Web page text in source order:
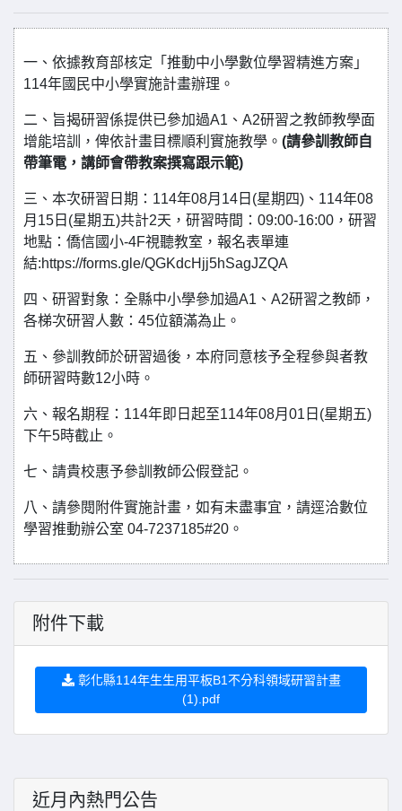
一、依據教育部核定「推動中小學數位學習精進方案」
114年國民中小學實施計畫辦理。
二、旨揭研習係提供已參加過A1、A2研習之教師教學面
增能培訓，俾依計畫目標順利實施教學。 (請參訓教師自
帶筆電，講師會帶教案撰寫跟示範)
三、本次研習日期：114年08月14日(星期四)、114年08
月15日(星期五)共計2天，研習時間：09:00-16:00，研習
地點：僑信國小-4F視聽教室，報名表單連
結:https://forms.gle/QGKdcHjj5hSagJZQA
四、研習對象：全縣中小學參加過A1、A2研習之教師，
各梯次研習人數：45位額滿為止。
五、參訓教師於研習過後，本府同意核予全程參與者教
師研習時數12小時。
六、報名期程：114年即日起至114年08月01日(星期五)
下午5時截止。
七、請貴校惠予參訓教師公假登記。
八、請參閱附件實施計畫，如有未盡事宜，請逕洽數位
學習推動辦公室 04-7237185#20。
附件下載
彰化縣114年生生用平板B1不分科領域研習計畫
(1).pdf
近月內熱門公告